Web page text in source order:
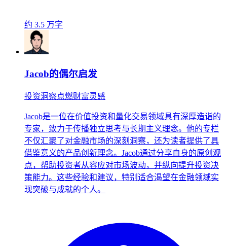
约 3.5 万字
Jacob的偶尔启发
投资洞察点燃财富灵感
Jacob是一位在价值投资和量化交易领域具有深厚造诣的
专家，致力于传播独立思考与长期主义理念。他的专栏
不仅汇聚了对金融市场的深刻洞察，还为读者提供了具
借鉴意义的产品创新理念。Jacob通过分享自身的原创观
点，帮助投资者从容应对市场波动，并纵向提升投资决
策能力。这些经验和建议，特别适合渴望在金融领域实
现突破与成就的个人。